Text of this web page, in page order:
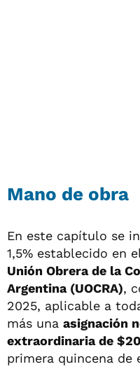
Mano de obra
En este capítulo se
1,5% establecido en
Unión Obrera de la
Argentina (UOCRA),
2025, aplicable a
más una asignación
extraordinaria de
primera quincena de